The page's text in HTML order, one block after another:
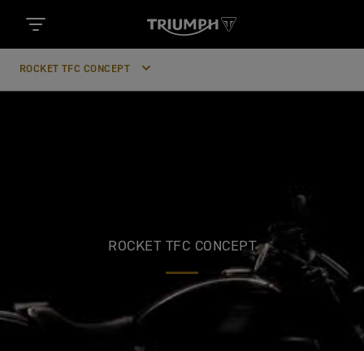
ROCKET TFC CONCEPT
ROCKET TFC CONCEPT